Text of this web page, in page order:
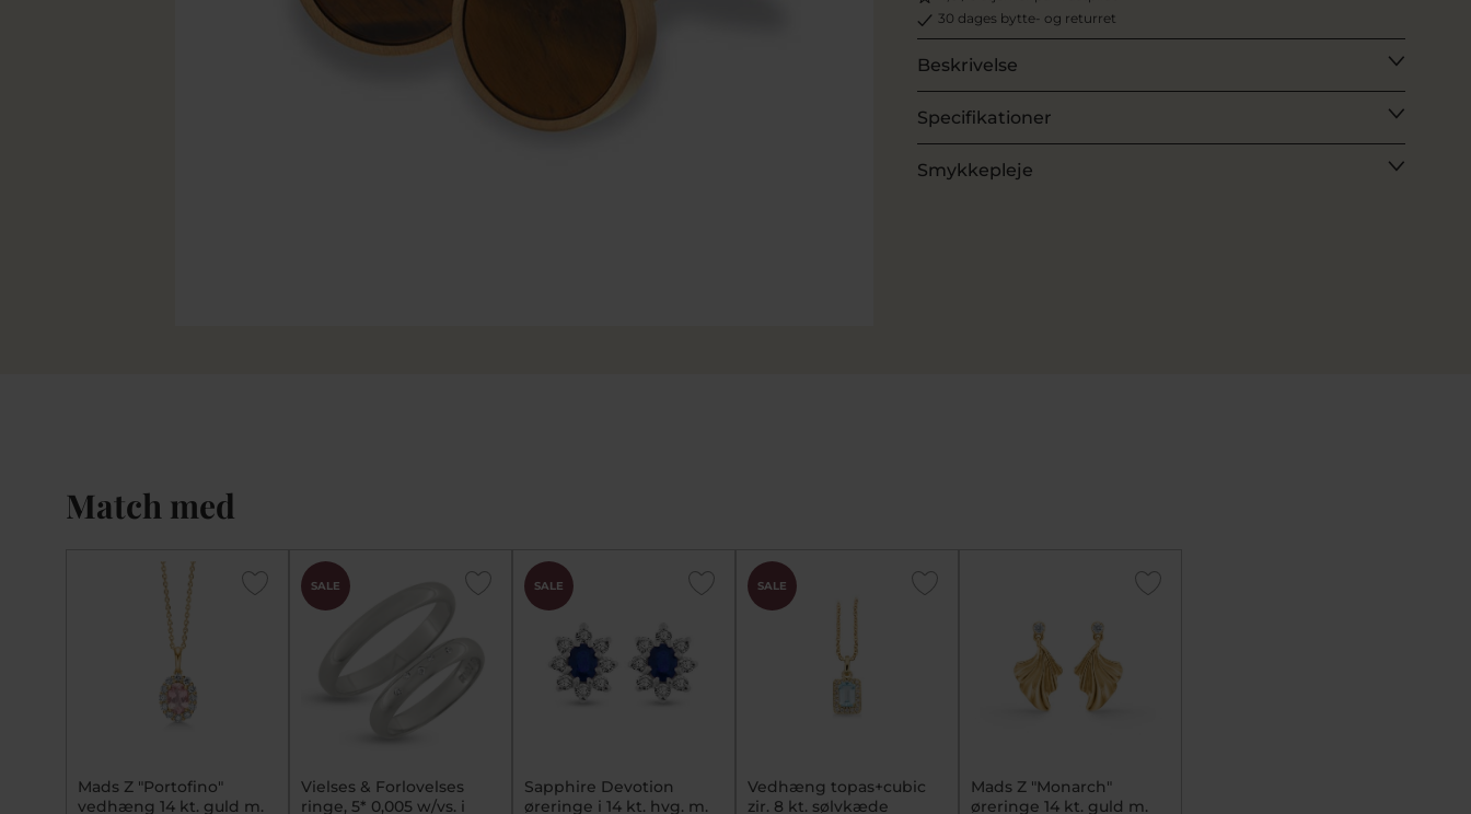
30 dages bytte- og returret
Beskrivelse
Specifikationer
Smykkepleje
Match med
Mads Z "Portofino"
vedhæng 14 kt. guld m.
SALE
Vielses & Forlovelses
ringe, 5* 0,005 w/vs. i
SALE
Sapphire Devotion
øreringe i 14 kt. hvg. m.
SALE
Vedhæng topas+cubic
zir. 8 kt. sølvkæde
Mads Z "Monarch"
øreringe 14 kt. guld m.